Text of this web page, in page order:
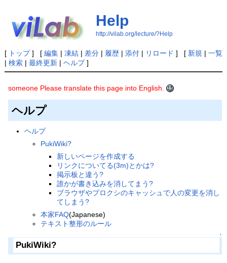
Help
http://vilab.org/lecture/?Help
[ トップ] [ 編集| 凍結| 差分| 履歴| 添付| リロード ] [ 新規 | 一覧
| 検索| 最終更新| ヘルプ]
someone Please translate this page into English.
ヘルプ
ヘルプ
PukiWiki?
新しいページを作成する
リンクについてる(3m)とかは?
掲示板と違う?
誰かが書き込みを消してまう?
ブラウザやプロクシのキャッシュで人の変更を消し
てしまう?
本家FAQ(Japanese)
テキスト整形のルール
↑
PukiWiki?